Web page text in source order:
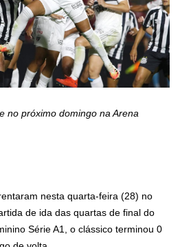
no próximo domingo na Arena
nesta quarta-feira (28) no
de ida das quartas de final do
Série A1, o clássico terminou 0